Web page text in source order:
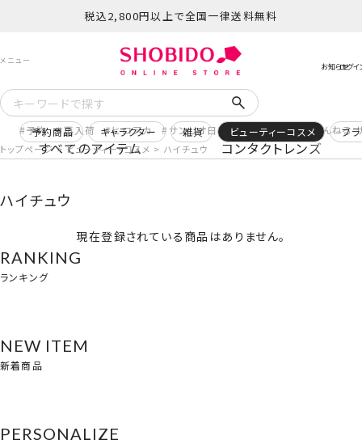
税込2,800円以上で全国一律送料無料
予約 再入荷 ヒロアカ サンリオ日焼け コスメヲタちゃんねる
すべてのアイテム コンタクトレンズ
予約商品 キャラクター 雑貨 ビューティーコスメ ブ
トップページ ビューティー・コスメ ハイチュウ
ハイチュウ
現在登録されている商品はありません。
RANKING
ランキング
NEW ITEM
新着商品
PERSONALIZE